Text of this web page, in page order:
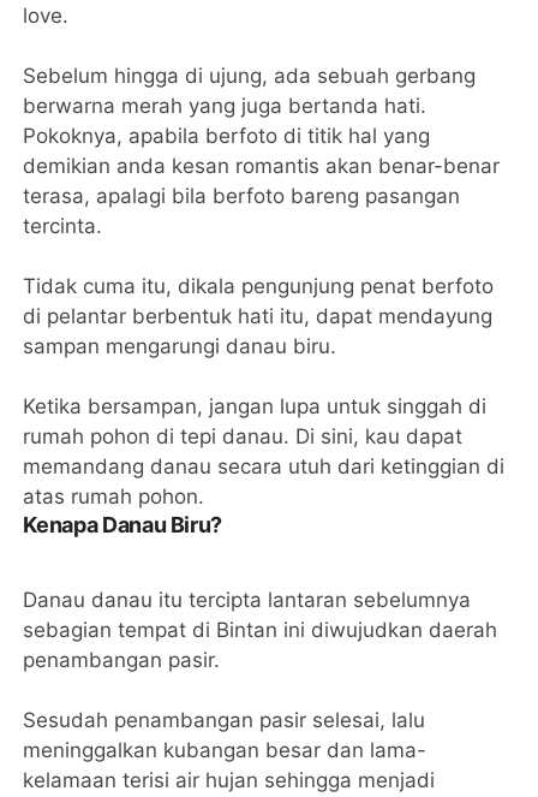
love.
Sebelum hingga di ujung, ada sebuah gerbang
berwarna merah yang juga bertanda hati.
Pokoknya, apabila berfoto di titik hal yang
demikian anda kesan romantis akan benar-benar
terasa, apalagi bila berfoto bareng pasangan
tercinta.
Tidak cuma itu, dikala pengunjung penat berfoto
di pelantar berbentuk hati itu, dapat mendayung
sampan mengarungi danau biru.
Ketika bersampan, jangan lupa untuk singgah di
rumah pohon di tepi danau. Di sini, kau dapat
memandang danau secara utuh dari ketinggian di
atas rumah pohon.
Kenapa Danau Biru?
Danau danau itu tercipta lantaran sebelumnya
sebagian tempat di Bintan ini diwujudkan daerah
penambangan pasir.
Sesudah penambangan pasir selesai, lalu
meninggalkan kubangan besar dan lama-
kelamaan terisi air hujan sehingga menjadi